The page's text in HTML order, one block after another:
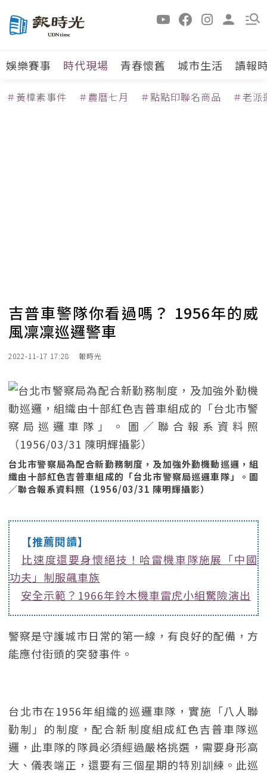
娛樂賽事 時代現場 青春懷舊 城市生活 讀報
＃黃樟素事件 ＃農曆七月 ＃點點印聯名商品 ＃老派
吉普車警隊你看過嗎？ 1956年的威
風凜凜巡邏警車
2022-11-17 17:28 報時光
台北市警察局為配合新勤務制度，及加強外勤機動巡邏，組
織由十部紅色吉普車組成的「台北市警察局巡邏車隊」。圖
／聯合報系資料照（1956/03/31 陳明輝攝影）
【推薦閱讀】
比速度還要身懷絕技！哈雷機車隊施展「中國
功夫」制服飆車族
安全示範？1966年鈴木機車雷虎小組驚險演出
警察是守護城市日常的第一線，有良好的配備，方
能應付街頭的突發事件。
台北市在1956年組織的巡邏車隊，實施「八人聯
勤制」的制度，配合新制度組成紅色吉普車隊巡
邏，此車隊的隊員必須經過嚴格挑選，需要身形高
大、儀表端正，還要有三個星期的特別訓練。此巡